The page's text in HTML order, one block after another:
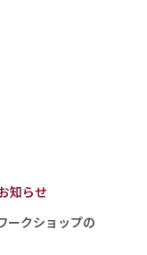
知らせ
クショップの